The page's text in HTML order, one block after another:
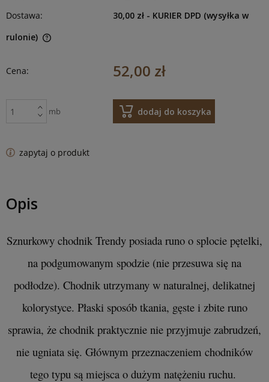
Dostawa:
30,00 zł - KURIER DPD (wysyłka w
rulonie)
Cena: 52,00 zł
mb dodaj do koszyka
zapytaj o produkt
Opis
Sznurkowy chodnik Trendy posiada runo o splocie pętelki,
na podgumowanym spodzie (nie przesuwa się na
podłodze). Chodnik utrzymany w naturalnej, delikatnej
kolorystyce. Płaski sposób tkania, gęste i zbite runo
sprawia, że chodnik praktycznie nie przyjmuje zabrudzeń,
nie ugniata się. Głównym przeznaczeniem chodników
tego typu są miejsca o dużym natężeniu ruchu.